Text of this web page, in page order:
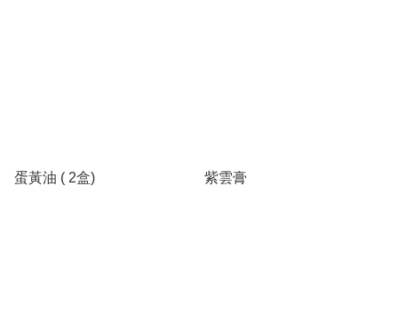
蛋黃油 ( 2盒) 紫雲膏